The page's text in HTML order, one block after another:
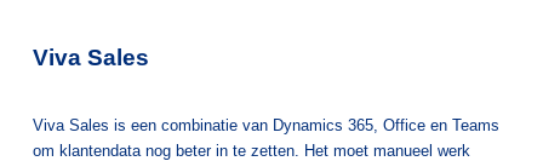
Viva Sales
Viva Sales is een combinatie van Dynamics 365, Office en Teams
om klantendata nog beter in te zetten. Het moet manueel werk